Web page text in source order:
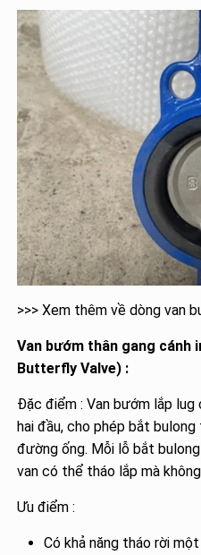
>>> Xem thêm về dòng van
Van bướm thân gang cánh
Butterfly Valve) :
Đặc điểm : Van bướm lắp
hai đầu, cho phép bắt
đường ống. Mỗi lỗ bắt
van có thể tháo lắp mà
Ưu điểm :
Có khả năng tháo rời